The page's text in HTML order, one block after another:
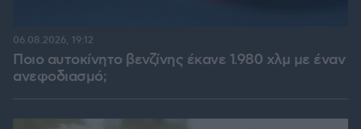
Ποιο αυτοκίνητο βενζίνης έκανε 1.980 χλμ με έναν
ανεφοδιασμό;
06.08.2026, 19:12